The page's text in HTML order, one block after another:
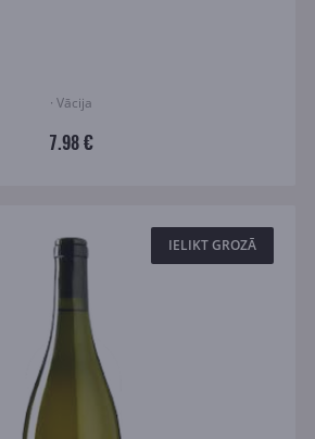
· Vācija
7.98 €
IELIKT GROZĀ